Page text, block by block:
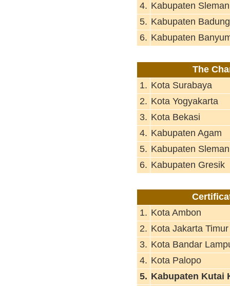
4. Kabupaten Sleman
5. Kabupaten Badung
6. Kabupaten
The
1. Kota Surabaya
2. Kota Yogyakarta
3. Kota Bekasi
4. Kabupaten Agam
5. Kabupaten Sleman
6. Kabupaten Gresik
1. Kota Ambon
2. Kota Jakarta Timur
3. Kota Bandar
4. Kota Palopo
5. Kabupaten Kutai